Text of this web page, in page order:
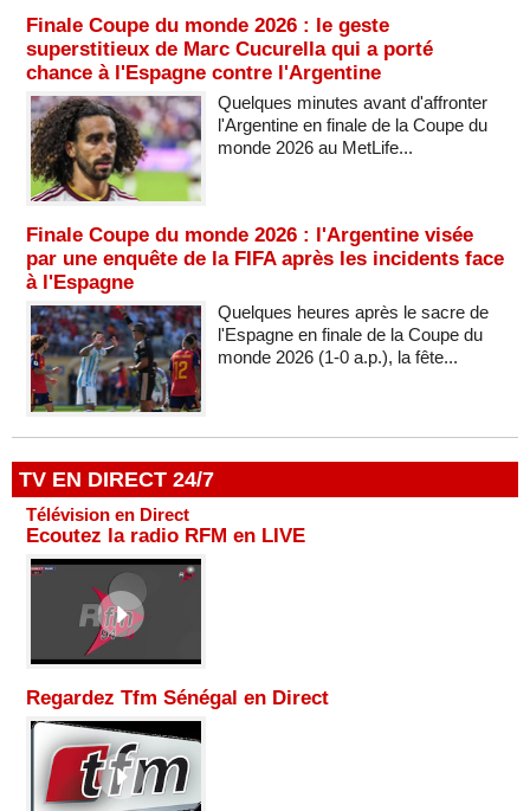
Finale Coupe du monde 2026 : le geste
superstitieux de Marc Cucurella qui a porté
chance à l'Espagne contre l'Argentine
Quelques minutes avant d'affronter
l'Argentine en finale de la Coupe du
monde 2026 au MetLife...
Finale Coupe du monde 2026 : l'Argentine visée
par une enquête de la FIFA après les incidents face
à l'Espagne
Quelques heures après le sacre de
l'Espagne en finale de la Coupe du
monde 2026 (1-0 a.p.), la fête...
TV EN DIRECT 24/7
Télévision en Direct
Ecoutez la radio RFM en LIVE
Regardez Tfm Sénégal en Direct